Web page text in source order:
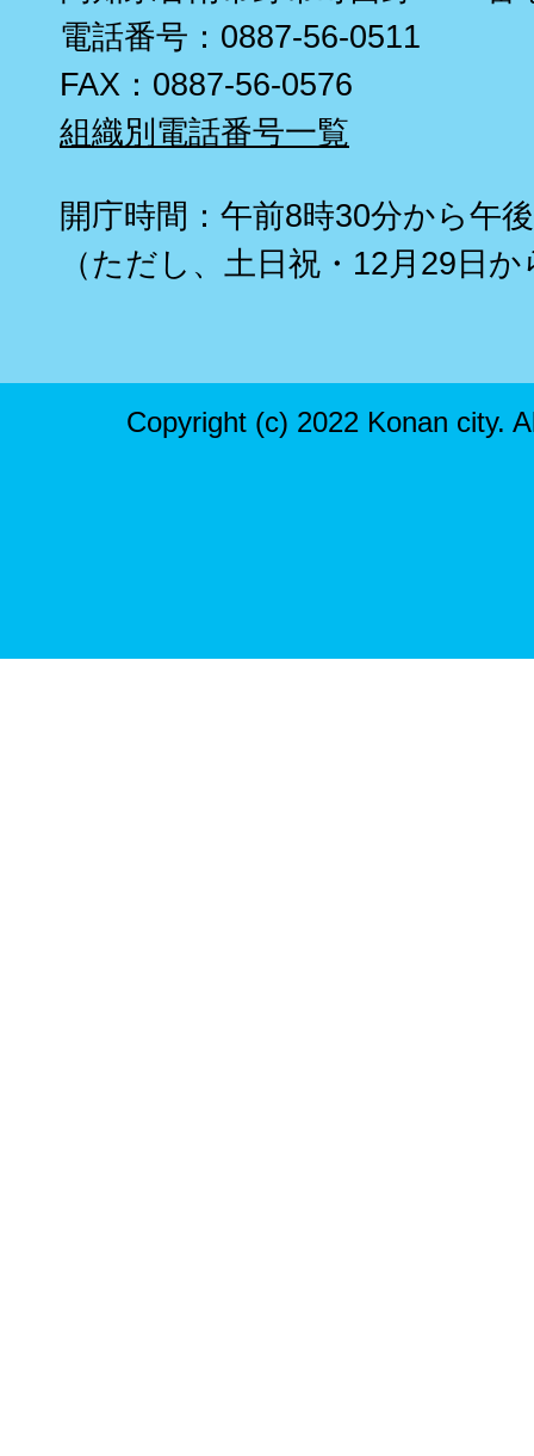
電話番号：0887-56-0511
FAX：0887-56-0576
組織別電話番号一覧
開庁時間：午前8時30分から午
（ただし、土日祝・12月29日
Copyright (c) 2022 Konan city.